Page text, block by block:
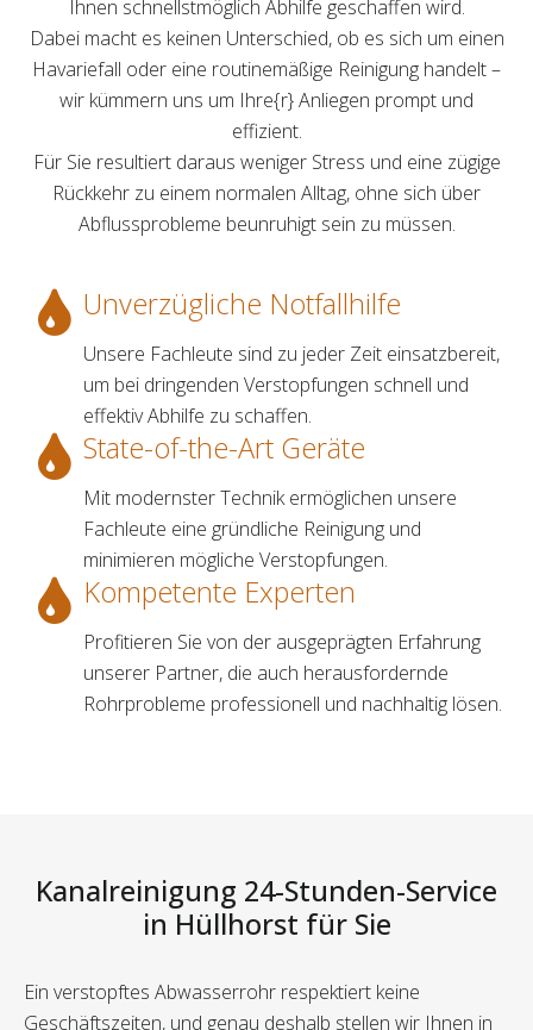
Ihnen schnellstmöglich Abhilfe geschaffen wird.
Dabei macht es keinen Unterschied, ob es sich um einen
Havariefall oder eine routinemäßige Reinigung handelt –
wir kümmern uns um Ihre{r} Anliegen prompt und
effizient.
Für Sie resultiert daraus weniger Stress und eine zügige
Rückkehr zu einem normalen Alltag, ohne sich über
Abflussprobleme beunruhigt sein zu müssen.
Unverzügliche Notfallhilfe
Unsere Fachleute sind zu jeder Zeit einsatzbereit,
um bei dringenden Verstopfungen schnell und
effektiv Abhilfe zu schaffen.
State-of-the-Art Geräte
Mit modernster Technik ermöglichen unsere
Fachleute eine gründliche Reinigung und
minimieren mögliche Verstopfungen.
Kompetente Experten
Profitieren Sie von der ausgeprägten Erfahrung
unserer Partner, die auch herausfordernde
Rohrprobleme professionell und nachhaltig lösen.
Kanalreinigung 24-Stunden-Service
in Hüllhorst für Sie
Ein verstopftes Abwasserrohr respektiert keine
Geschäftszeiten, und genau deshalb stellen wir Ihnen in